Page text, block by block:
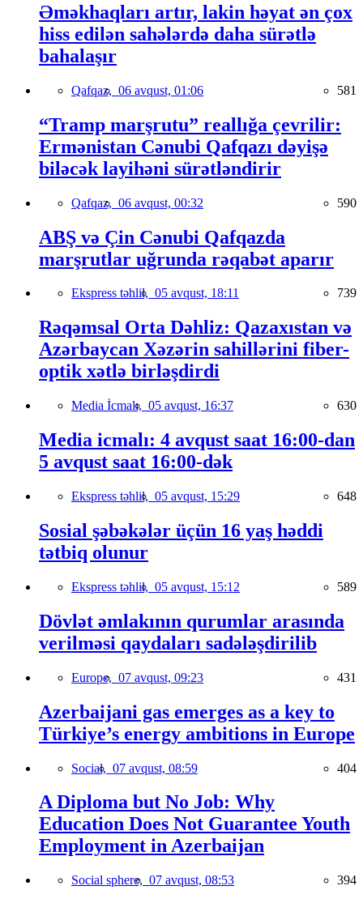
Əməkhaqları artır, lakin həyat ən çox
hiss edilən sahələrdə daha sürətlə
bahalaşır
Qafqaz, 06 avqust, 01:06 581
“Tramp marşrutu” reallığa çevrilir:
Ermənistan Cənubi Qafqazı dəyişə
biləcək layihəni sürətləndirir
Qafqaz, 06 avqust, 00:32 590
ABŞ və Çin Cənubi Qafqazda
marşrutlar uğrunda rəqabət aparır
Ekspress təhlil, 05 avqust, 18:11 739
Rəqəmsal Orta Dəhliz: Qazaxıstan və
Azərbaycan Xəzərin sahillərini fiber-
optik xətlə birləşdirdi
Media İcmalı, 05 avqust, 16:37 630
Media icmalı: 4 avqust saat 16:00-dan
5 avqust saat 16:00-dək
Ekspress təhlil, 05 avqust, 15:29 648
Sosial şəbəkələr üçün 16 yaş həddi
tətbiq olunur
Ekspress təhlil, 05 avqust, 15:12 589
Dövlət əmlakının qurumlar arasında
verilməsi qaydaları sadələşdirilib
Europe, 07 avqust, 09:23 431
Azerbaijani gas emerges as a key to
Türkiye’s energy ambitions in Europe
Social, 07 avqust, 08:59 404
A Diploma but No Job: Why
Education Does Not Guarantee Youth
Employment in Azerbaijan
Social sphere, 07 avqust, 08:53 394